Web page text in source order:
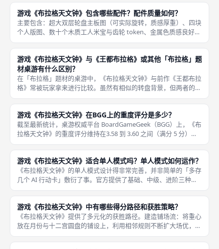
压缩至5 到 10 分钟。 为了解决这个问题，强烈建
游戏《布拉格天文钟》包含哪些配件？配件质量如何？
主要包含：超大双层轮盘主板图（可实际旋转，质感厚重）、四块
个人版图、数十个木质工人米宝与齿轮 token、金属色质感良好的
金币与黄金筹码、双面印刷的月份圆盘和十二宫圆盘、数十张工坊
卡牌与彩色玻璃窗卡牌、以及偏差标记和大量的书本标记。《布拉
格
游戏《布拉格天文钟》与《王都布拉格》或其他「布拉格」题
材桌游有什么区别？
在「布拉格」题材的桌游中，《布拉格天文钟》与前作《王都布拉
格》常被玩家拿来进行比较。虽然有相似的转盘背景，但两者的内
核截然不同。【机制核心】《王都布拉格》更侧重于手牌管理与资
源置换；而《布拉格天文钟》的核心则是双表盘联动驱动行动，通
过动态指
游戏《布拉格天文钟》在BGG上的重度评分是多少？
截至最新统计，桌游权威平台 BoardGameGeek（BGG）上，《布
拉格天文钟》的重度评分维持在3.58 到 3.60 之间（满分 5 分）。
在 BGG 的评分体系中，低于 3.0 属于中轻度策略，3.5 以上通常就
归类为中重度策略游戏
游戏《布拉格天文钟》适合单人模式吗？单人模式如何运作？
《布拉格天文钟》的单人模式设计得非常完善，并非简单的「多存
几个 AI 行动卡」敷衍了事。官方提供了基础、中级、进阶三种难
度的单人挑战。AI 的行为通过一套翻牌机制来决定，他会以固定
的速度推进金鸡轨道并抢夺公共版图上的建造位置，给玩家制造出
紧
游戏《布拉格天文钟》中有哪些得分路径和获胜策略？
《布拉格天文钟》提供了多元化的获胜路径。建造铺场流：将重心
放在月份与十二宫圆盘的铺设上，利用相邻规则不断扩大场优，赚
取集群连击分；后期配合黄金换分，爆发出惊人的分数。 使徒爆
发流：专注于从使徒齿轮行动中获取使徒板块，尽早完成面板的行